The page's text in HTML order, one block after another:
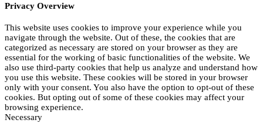
Privacy Overview
This website uses cookies to improve your experience while you
navigate through the website. Out of these, the cookies that are
categorized as necessary are stored on your browser as they are
essential for the working of basic functionalities of the website. We
also use third-party cookies that help us analyze and understand how
you use this website. These cookies will be stored in your browser
only with your consent. You also have the option to opt-out of these
cookies. But opting out of some of these cookies may affect your
browsing experience.
Necessary